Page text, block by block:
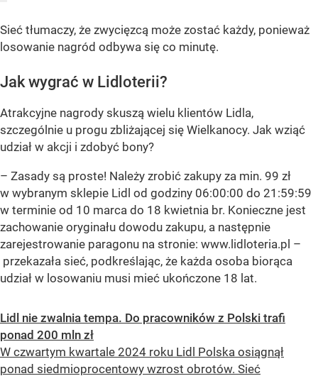
Sieć tłumaczy, że zwycięzcą może zostać każdy, ponieważ
losowanie nagród odbywa się co minutę.
Jak wygrać w Lidloterii?
Atrakcyjne nagrody skuszą wielu klientów Lidla,
szczególnie u progu zbliżającej się Wielkanocy. Jak wziąć
udział w akcji i zdobyć bony?
– Zasady są proste! Należy zrobić zakupy za min. 99 zł
w wybranym sklepie Lidl od godziny 06:00:00 do 21:59:59
w terminie od 10 marca do 18 kwietnia br. Konieczne jest
zachowanie oryginału dowodu zakupu, a następnie
zarejestrowanie paragonu na stronie: www.lidloteria.pl –
przekazała sieć, podkreślając, że każda osoba biorąca
udział w losowaniu musi mieć ukończone 18 lat.
Lidl nie zwalnia tempa. Do pracowników z Polski trafi
ponad 200 mln zł
W czwartym kwartale 2024 roku Lidl Polska osiągnął
ponad siedmioprocentowy wzrost obrotów. Sieć